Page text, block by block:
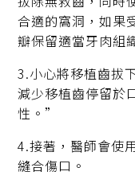
合適的窩洞，如果
瓣保留適當牙肉組
3.小心將移植齒拔
減少移植齒停留於
性。”
4.接著，醫師會使
縫合傷口。